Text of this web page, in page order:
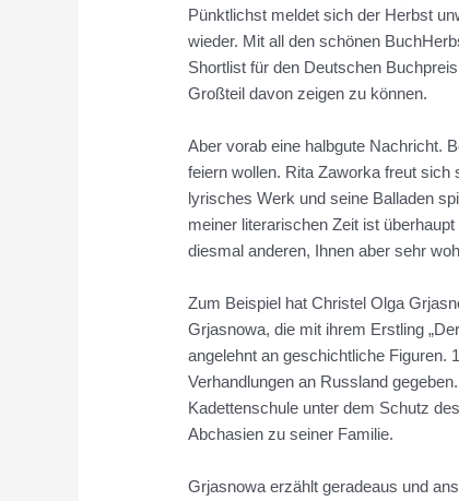
Pünktlichst meldet sich der Herbst
wieder. Mit all den schönen
Shortlist für den Deutschen
Großteil davon zeigen zu können.
Aber vorab eine halbgute Nachricht.
feiern wollen. Rita Zaworka freut
lyrisches Werk und seine Balladen
meiner literarischen Zeit ist
diesmal anderen, Ihnen aber sehr
Zum Beispiel hat Christel Olga
Grjasnowa, die mit ihrem Erstling
angelehnt an geschichtliche Figuren.
Verhandlungen an Russland
Kadettenschule unter dem Schutz
Abchasien zu seiner Familie.
Grjasnowa erzählt geradeaus und